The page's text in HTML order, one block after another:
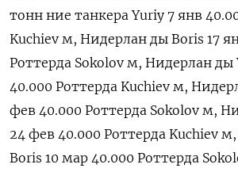
тонн ние танкера Yuriy 7 янв
Kuchiev м, Нидерлан ды Boris 17
Роттерда Sokolov м, Нидерлан ды
40.000 Роттерда Kuchiev м,
фев 40.000 Роттерда Sokolov м,
24 фев 40.000 Роттерда Kuchiev
Boris 10 ‌мар 40.000 Роттерда